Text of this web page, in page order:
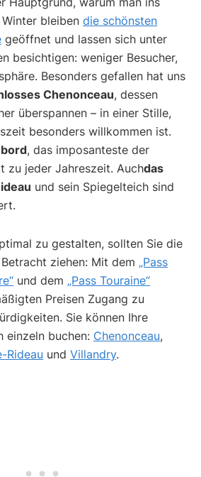
bleiben die schönsten
geöffnet und lassen sich unter
besichtigen: weniger Besucher,
Besonders gefallen hat uns
Chenonceau, dessen
überspannen – in einer Stille,
besonders willkommen ist.
, das imposanteste der
zu jeder Jahreszeit. Auchdas
und sein Spiegelteich sind
zu gestalten, sollten Sie die
ziehen: Mit dem „Pass
und dem „Pass Touraine“
Preisen Zugang zu
Sie können Ihre
einzeln buchen: Chenonceau,
Rideau und Villandry.